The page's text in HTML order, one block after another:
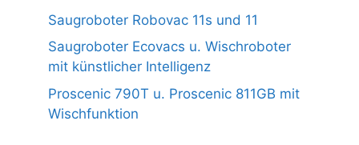
Saugroboter Robovac 11s und 11
Saugroboter Ecovacs u. Wischroboter
mit künstlicher Intelligenz
Proscenic 790T u. Proscenic 811GB mit
Wischfunktion